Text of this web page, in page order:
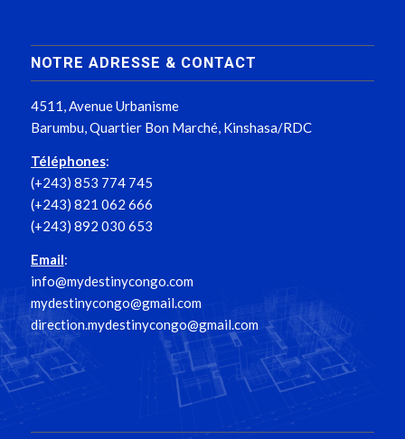
NOTRE ADRESSE & CONTACT
4511, Avenue Urbanisme
Barumbu, Quartier Bon Marché, Kinshasa/RDC
Téléphones:
(+243) 853 774 745
(+243) 821 062 666
(+243) 892 030 653
Email:
info@mydestinycongo.com
mydestinycongo@gmail.com
direction.mydestinycongo@gmail.com